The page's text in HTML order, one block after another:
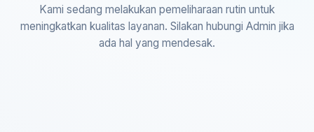
Kami sedang melakukan pemeliharaan rutin untuk
meningkatkan kualitas layanan. Silakan hubungi Admin jika
ada hal yang mendesak.